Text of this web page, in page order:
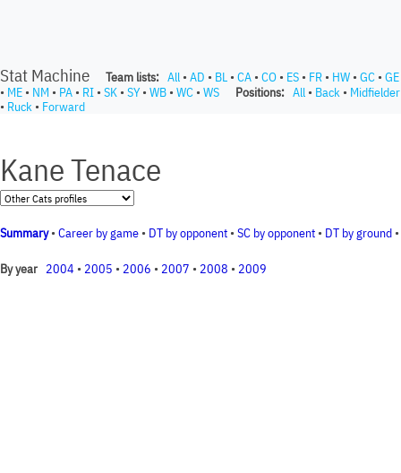
Stat Machine Team lists: All • AD • BL • CA • CO • ES • FR • HW • GC • GE
• ME • NM • PA • RI • SK • SY• WB • WC • WS Positions: All • Back • Midfielder
• Ruck • Forward